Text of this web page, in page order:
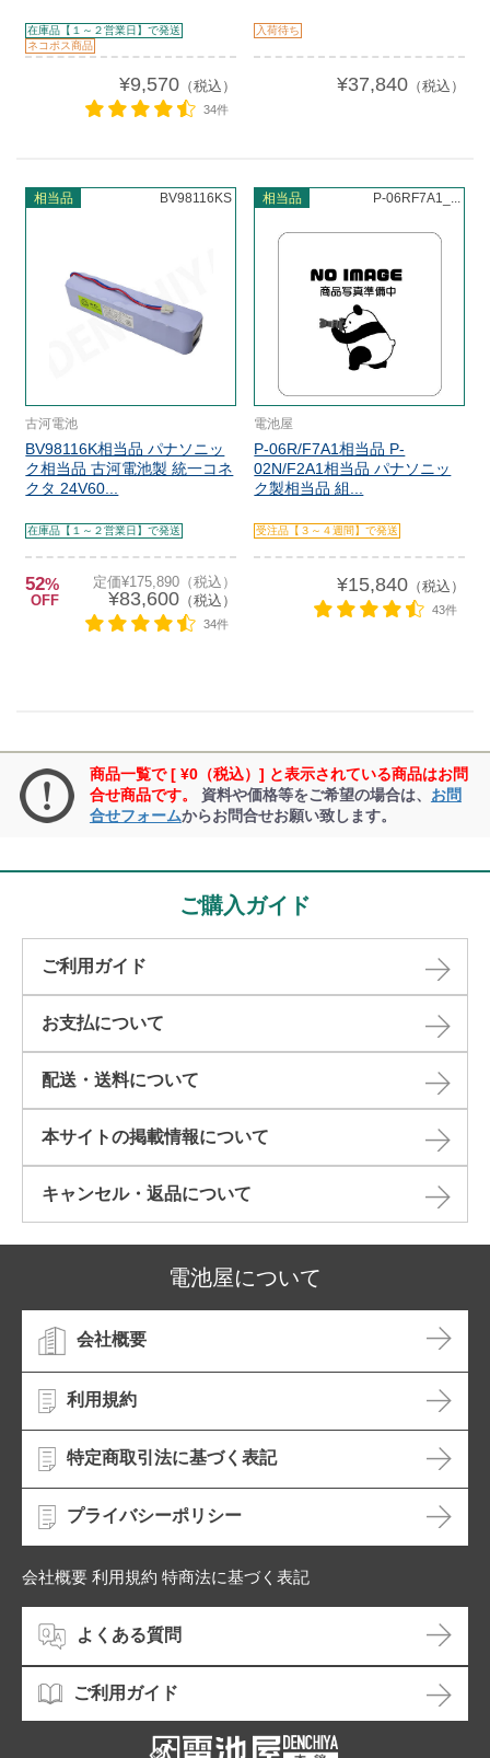
在庫品【１～２営業日】で発送
ネコポス商品
¥9,570（税込）
34件
入荷待ち
¥37,840（税込）
相当品 BV98116KS
古河電池
BV98116K相当品 パナソニッ
ク相当品 古河電池製 統一コネ
クタ 24V60...
在庫品【１～２営業日】で発送
52%
OFF
定価¥175,890（税込）
¥83,600（税込）
34件
相当品 P-06RF7A1_...
電池屋
P-06R/F7A1相当品 P-
02N/F2A1相当品 パナソニッ
ク製相当品 組...
受注品【３～４週間】で発送
¥15,840（税込）
43件
商品一覧で [ ¥0（税込）] と表示されている商品はお問
合せ商品です。
資料や価格等をご希望の場合は、 お問
合せフォームからお問合せお願い致します。
ご購入ガイド
ご利用ガイド
お支払について
配送・送料について
本サイトの掲載情報について​
キャンセル・返品について​
電池屋について
会社概要
利用規約
特定商取引法に基づく表記
プライバシーポリシー
会社概要 利用規約 特商法に基づく表記
よくある質問
ご利用ガイド